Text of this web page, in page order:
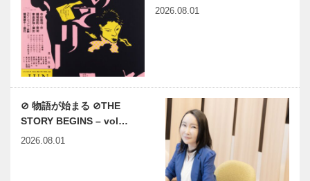
2026.08.01
⊘ 物語が始まる ⊘THE
STORY BEGINS – vol…
2026.08.01